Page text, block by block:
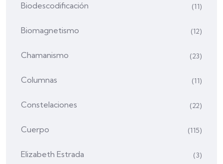
Biodescodificación (11)
Biomagnetismo (12)
Chamanismo (23)
Columnas (11)
Constelaciones (22)
Cuerpo (115)
Elizabeth Estrada (3)